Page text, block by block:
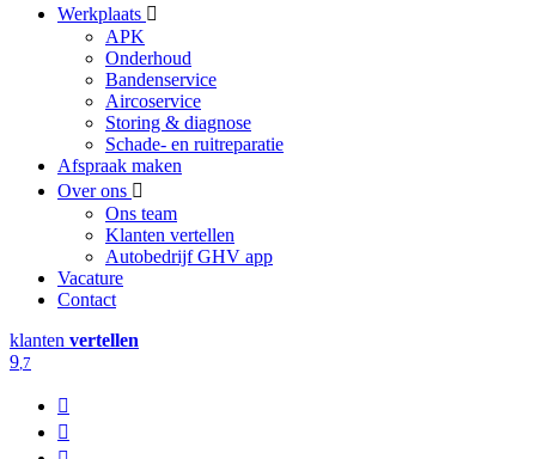
Werkplaats
APK
Onderhoud
Bandenservice
Aircoservice
Storing & diagnose
Schade- en ruitreparatie
Afspraak maken
Over ons
Ons team
Klanten vertellen
Autobedrijf GHV app
Vacature
Contact
klanten vertellen
9,7